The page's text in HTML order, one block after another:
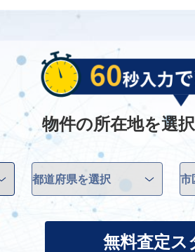
物件の所在地を選
無料査定ス